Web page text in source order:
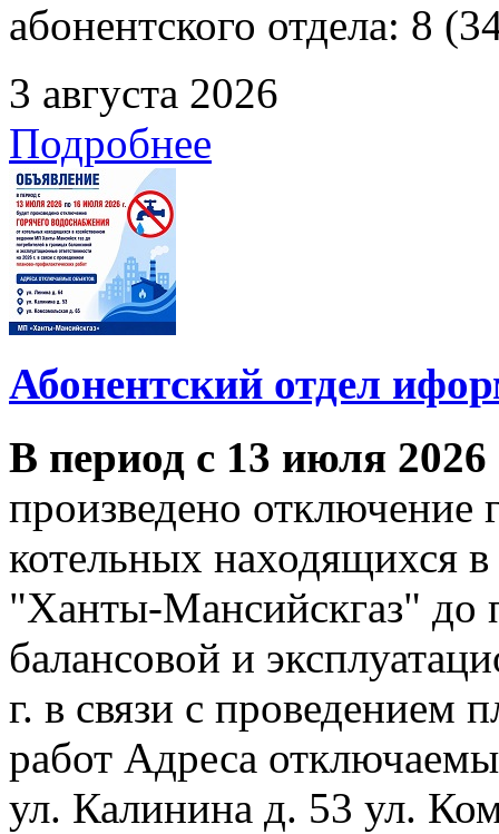
абонентского отдела: 8
3 августа 2026
Подробнее
Абонентский отдел
В период с 13 июля
произведено отключение
котельных находящихся
"Ханты-Мансийскгаз" до
балансовой и
г. в связи с проведением
работ Адреса
ул. Калинина д. 53 ул.